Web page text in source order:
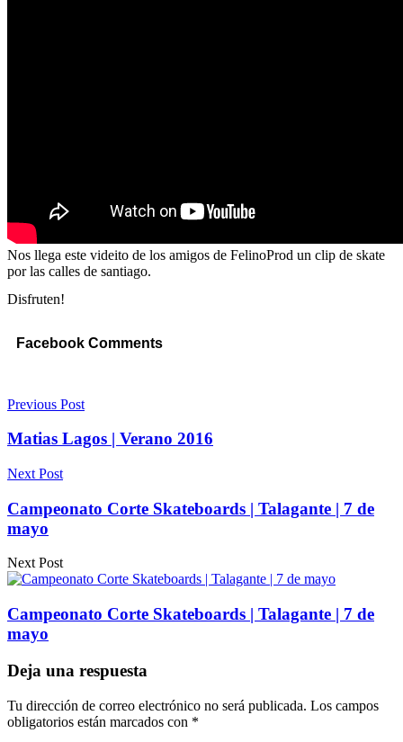
Nos llega este videito de los amigos de FelinoProd un clip de skate
por las calles de santiago.
Disfruten!
Facebook Comments
Previous Post
Matias Lagos | Verano 2016
Next Post
Campeonato Corte Skateboards | Talagante | 7 de
mayo
Next Post
Campeonato Corte Skateboards | Talagante | 7 de
mayo
Deja una respuesta
Tu dirección de correo electrónico no será publicada. Los campos
obligatorios están marcados con *